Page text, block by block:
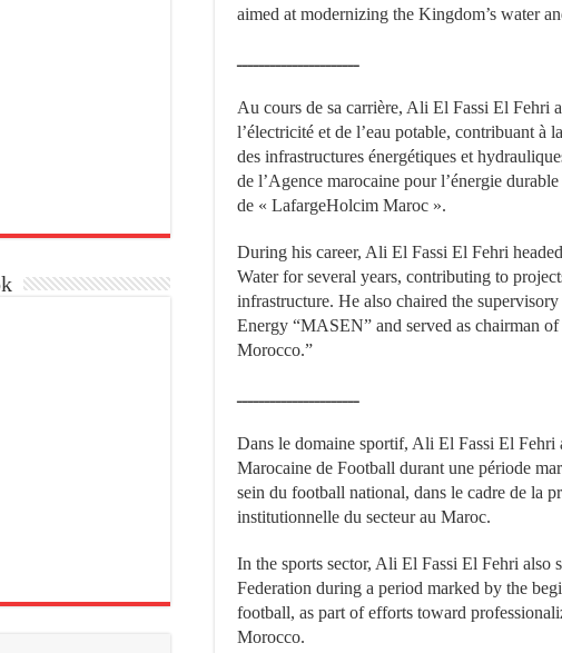
aimed at modernizing the Kingdom’s water
ــــــــــــــــــــــ
Au cours de sa carrière, Ali El Fassi El Fehri
l’électricité et de l’eau potable, contribuant à
des infrastructures énergétiques et
de l’Agence marocaine pour l’énergie
de « LafargeHolcim Maroc ».
During his career, Ali El Fassi El Fehri
Water for several years, contributing to
infrastructure. He also chaired the
Energy “MASEN” and served as chairman
Morocco.”
ــــــــــــــــــــــ
Dans le domaine sportif, Ali El Fassi El Fehri
Marocaine de Football durant une période
sein du football national, dans le cadre de la
institutionnelle du secteur au Maroc.
In the sports sector, Ali El Fassi El Fehri also
Federation during a period marked by the
football, as part of efforts toward
Morocco.